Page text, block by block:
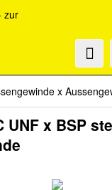
x
UNF x BSP